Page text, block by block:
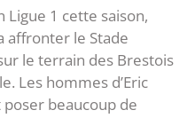
1 cette saison,
affronter le Stade
le terrain des Brestois
Les hommes d’Eric
beaucoup de